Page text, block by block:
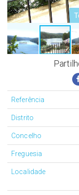
Referência
Distrito
Concelho
Freguesia
Localidade